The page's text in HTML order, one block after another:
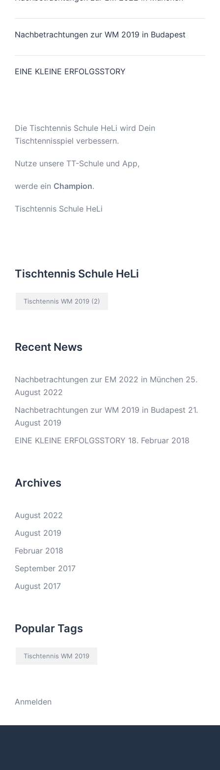
Nachbetrachtungen zur WM 2019 in Budapest
EINE KLEINE ERFOLGSSTORY
Die Tischtennis Schule HeLi wird Dein
Tischtennisspiel verbessern.
Nutze unsere TT-Schule und App,
werde ein Champion.
Tischtennis Schule HeLi
Tischtennis Schule HeLi
Tischtennis WM 2019 (2)
Recent News
Nachbetrachtungen zur EM 2022 in München 25.
August 2022
Nachbetrachtungen zur WM 2019 in Budapest 21.
August 2019
EINE KLEINE ERFOLGSSTORY 18. Februar 2018
Archives
August 2022
August 2019
Februar 2018
September 2017
August 2017
Popular Tags
Tischtennis WM 2019
Anmelden